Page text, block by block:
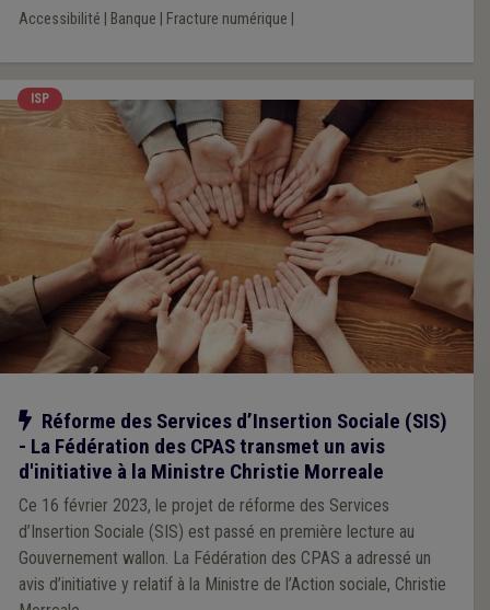
Accessibilité Banque Fracture numérique
ISP
Notre action
Réforme des Services d’Insertion Sociale (SIS)
- La Fédération des CPAS transmet un avis
d'initiative à la Ministre Christie Morreale
Ce 16 février 2023, le projet de réforme des Services
d’Insertion Sociale (SIS) est passé en première lecture au
Gouvernement wallon. La Fédération des CPAS a adressé un
avis d’initiative y relatif à la Ministre de l’Action sociale, Christie